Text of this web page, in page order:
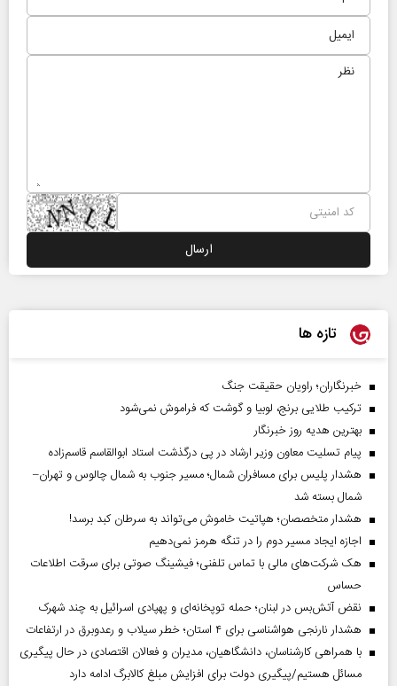
تازه ها
خبرنگاران؛ راویان حقیقت جنگ
ترکیب طلایی برنج، لوبیا و گوشت که فراموش نمی‌شود
بهترین هدیه روز خبرنگار
پیام تسلیت معاون وزیر ارشاد در پی درگذشت استاد ابوالقاسم قاسم‌زاده
هشدار پلیس برای مسافران شمال؛ مسیر جنوب به شمال چالوس و تهران–
شمال بسته شد
هشدار متخصصان؛ هپاتیت خاموش می‌تواند به سرطان کبد برسد!
اجازه ایجاد مسیر دوم را در تنگه هرمز نمی‌دهیم
هک شرکت‌های مالی با تماس تلفنی؛ فیشینگ صوتی برای سرقت اطلاعات
حساس
نقض آتش‌بس در لبنان؛ حمله توپخانه‌ای و پهپادی اسرائیل به چند شهرک
هشدار نارنجی هواشناسی برای ۴ استان؛ خطر سیلاب و رعدوبرق در ارتفاعات
با همراهی کارشناسان، دانشگاهیان، مدیران و فعالان اقتصادی در حال پیگیری
مسائل هستیم/پیگیری دولت برای افزایش مبلغ کالابرگ ادامه دارد